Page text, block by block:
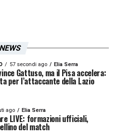
NEWS
57 secondi ago Elia Serra
Gattuso, ma il Pisa accelera:
per l’attaccante della Lazio
ago Elia Serra
LIVE: formazioni ufficiali,
del match